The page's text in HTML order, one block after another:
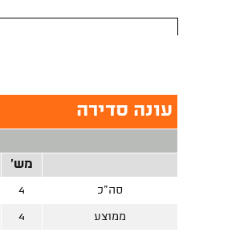
עונה סדירה
מש'
סה"כ 4
ממוצע 4